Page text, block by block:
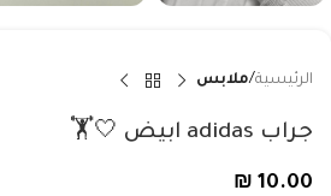
الرئيسية ملابس
جراب adidas ابيض 🤍🏋️
₪ 10.00